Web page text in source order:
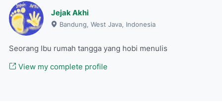
Jejak Akhi
Bandung, West Java, Indonesia
Seorang Ibu rumah tangga yang hobi menulis
View my complete profile